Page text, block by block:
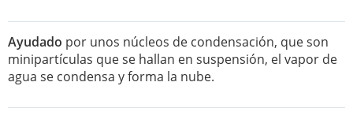
Ayudado por unos núcleos de condensación, que son
minipartículas que se hallan en suspensión, el vapor de
agua se condensa y forma la nube.